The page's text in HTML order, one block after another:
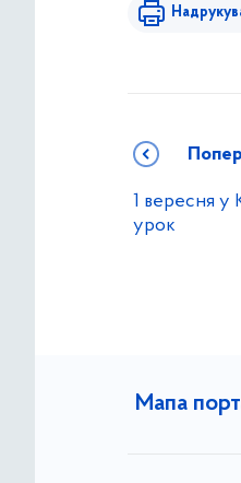
1 вересня у
урок
Мапа